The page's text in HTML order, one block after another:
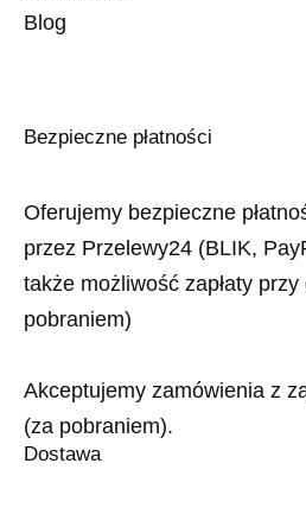
Blog
Bezpieczne płatności
Oferujemy bezpieczne
przez Przelewy24 (BLIK,
także możliwość zapłaty
pobraniem)
Akceptujemy zamówienia z
(za pobraniem).
Dostawa